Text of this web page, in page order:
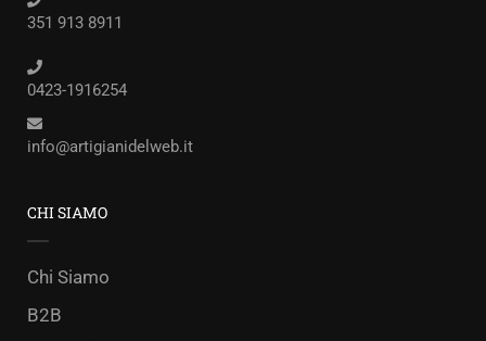
351 913 8911
0423-1916254
info@artigianidelweb.it
CHI SIAMO
Chi Siamo
B2B